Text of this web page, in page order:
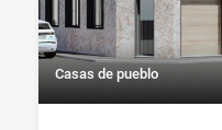
Casas de pueblo